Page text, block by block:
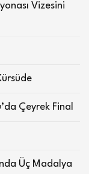
Vizesini
Çeyrek Final
Üç Madalya